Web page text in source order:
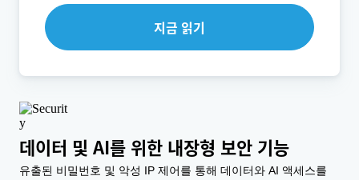
지금 읽기
데이터 및 AI를 위한 내장형 보안 기능
유출된 비밀번호 및 악성 IP 제어를 통해 데이터와 AI 액세스를